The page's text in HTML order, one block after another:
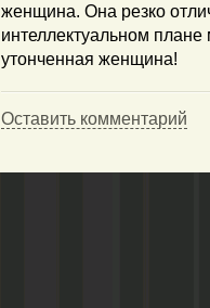
женщина. Она резко
интеллектуальном
утонченная женщина!
Оставить комментарий